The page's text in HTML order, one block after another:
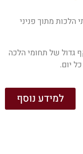
הלכות מתוך פניני
גדול של תחומי הלכה
יום.
למידע נוסף